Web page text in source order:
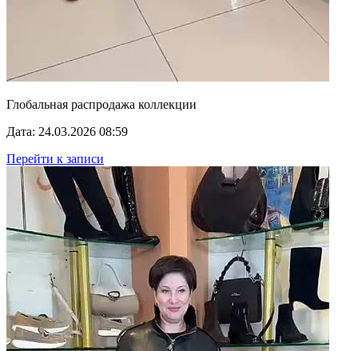
Глобальная распродажа коллекции
Дата: 24.03.2026 08:59
Перейти к записи